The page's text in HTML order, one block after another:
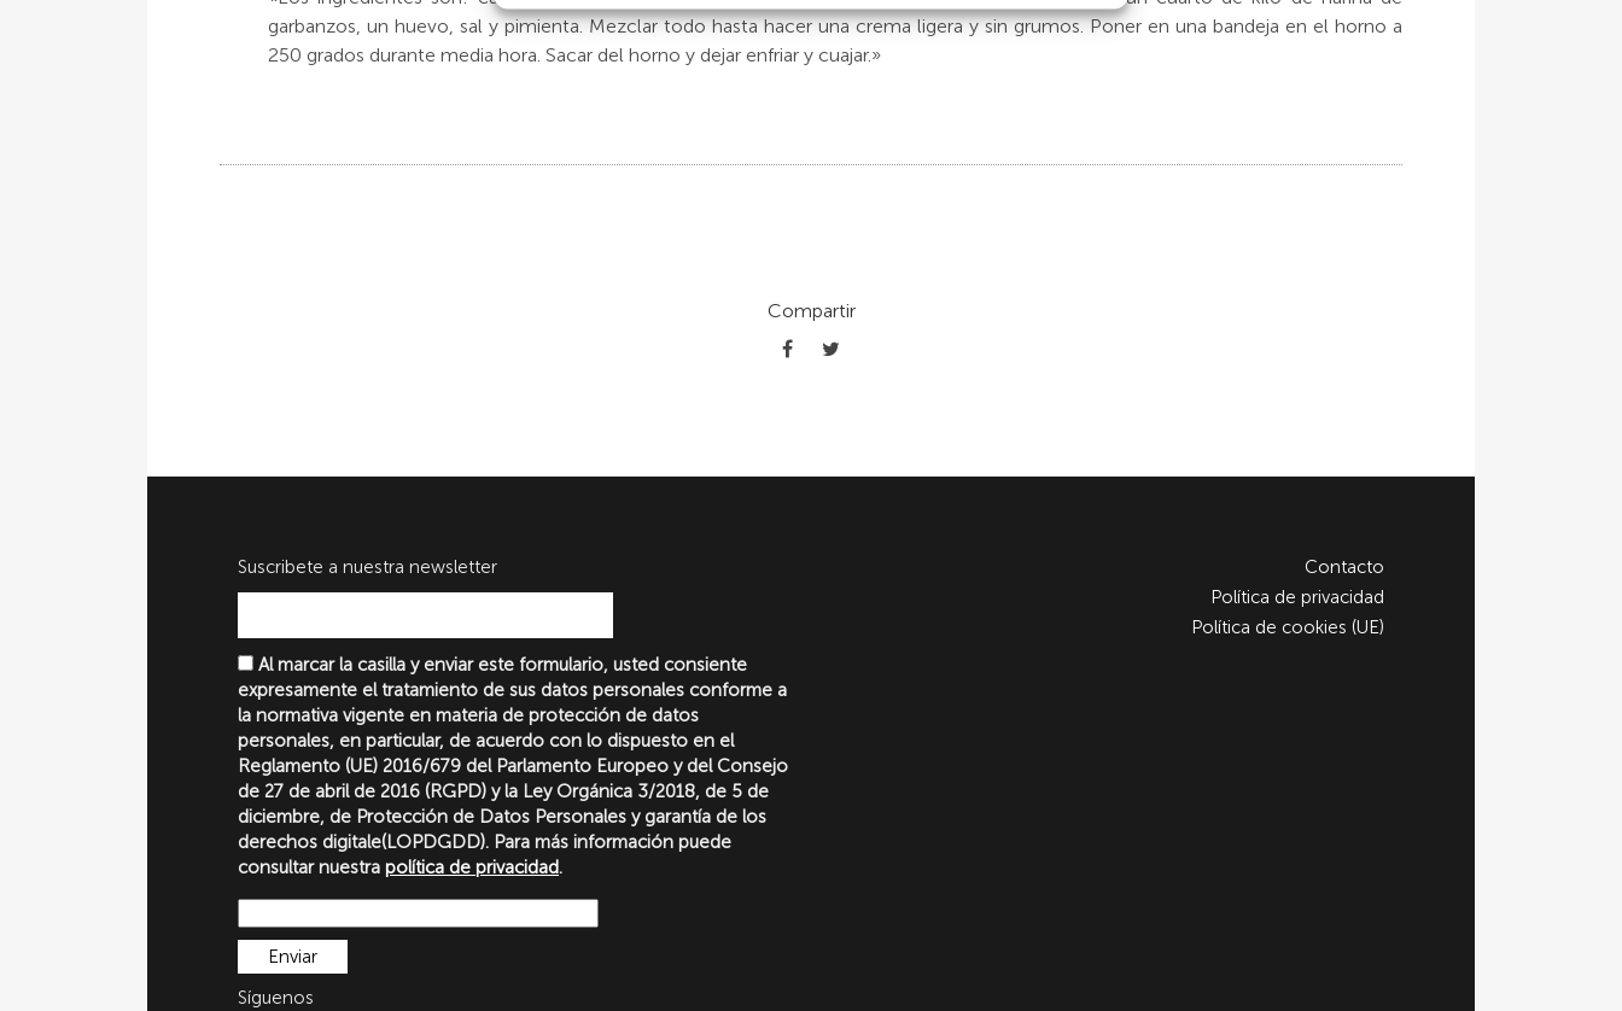
garbanzos, un huevo, sal y pimienta. Mezclar todo hasta hacer una crema ligera y sin grumos. Poner en una bandeja en el horno a
250 grados durante media hora. Sacar del horno y dejar enfriar y cuajar.»
Compartir
Suscribete a nuestra newsletter
Al marcar la casilla y enviar este formulario, usted consiente
expresamente el tratamiento de sus datos personales conforme a
la normativa vigente en materia de protección de datos
personales, en particular, de acuerdo con lo dispuesto en el
Reglamento (UE) 2016/679 del Parlamento Europeo y del Consejo
de 27 de abril de 2016 (RGPD) y la Ley Orgánica 3/2018, de 5 de
diciembre, de Protección de Datos Personales y garantía de los
derechos digitale(LOPDGDD). Para más información puede
consultar nuestra política de privacidad.
Síguenos
Contacto
Política de privacidad
Política de cookies (UE)